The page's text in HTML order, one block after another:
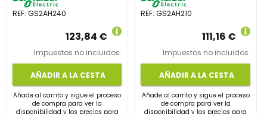
REF: GS2AH240
123,84 €
Impuestos no incluidos.
AÑADIR A LA CESTA
Añade al carrito y sigue el proceso
de compra para ver la
disponibilidad y los precios para
REF:GS2AH210
111,16 €
Impuestos no incluidos.
AÑADIR A LA CESTA
Añade al carrito y sigue el proceso
de compra para ver la
disponibilidad y los precios para